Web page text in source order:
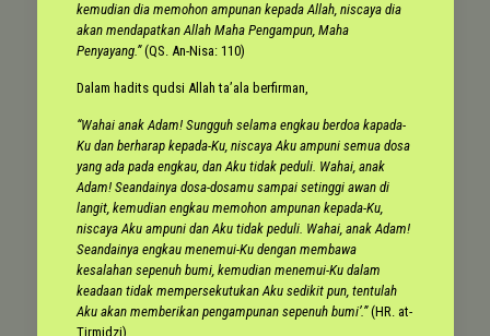
kemudian dia memohon ampunan kepada Allah, niscaya dia
akan mendapatkan Allah Maha Pengampun, Maha
Penyayang.”(QS. An-Nisa: 110)
Dalam hadits qudsi Allah ta’ala berfirman,
“Wahai anak Adam! Sungguh selama engkau berdoa kapada-
Ku dan berharap kepada-Ku, niscaya Aku ampuni semua dosa
yang ada pada engkau, dan Aku tidak peduli. Wahai, anak
Adam! Seandainya dosa-dosamu sampai setinggi awan di
langit, kemudian engkau memohon ampunan kepada-Ku,
niscaya Aku ampuni dan Aku tidak peduli. Wahai, anak Adam!
Seandainya engkau menemui-Ku dengan membawa
kesalahan sepenuh bumi, kemudian menemui-Ku dalam
keadaan tidak mempersekutukan Aku sedikit pun, tentulah
Aku akan memberikan pengampunan sepenuh bumi’.”(HR. at-
Tirmidzi)